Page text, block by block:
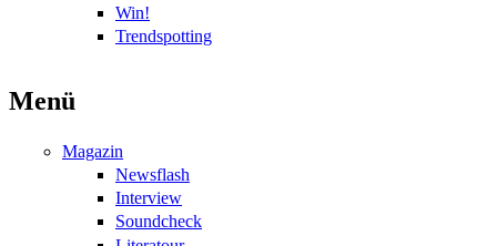
Win!
Trendspotting
Menü
Magazin
Newsflash
Interview
Soundcheck